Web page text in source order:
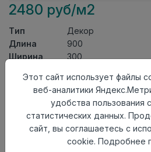
2480 руб/м2
Тип
Декор
Длина
900
Ширина
300
Товарная
группа
Керамическая
9,8
Поверхность глянцевая
Страна
происхождения
Индия
Этот сайт использует файлы
веб-аналитики
удобства пользования
статистических данных.
сайт, вы соглашаетесь с
cookie. Подробнее